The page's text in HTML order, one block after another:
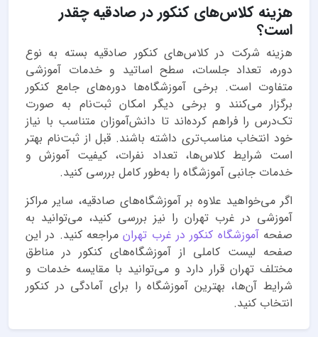
هزینه کلاس‌های کنکور در صادقیه چقدر
است؟
هزینه شرکت در کلاس‌های کنکور صادقیه بسته به نوع
دوره، تعداد جلسات، سطح اساتید و خدمات آموزشی
متفاوت است. برخی آموزشگاه‌ها دوره‌های جامع کنکور
برگزار می‌کنند و برخی دیگر امکان ثبت‌نام به صورت
تک‌درس را فراهم کرده‌اند تا دانش‌آموزان متناسب با نیاز
خود انتخاب مناسب‌تری داشته باشند. قبل از ثبت‌نام بهتر
است شرایط کلاس‌ها، تعداد نفرات، کیفیت آموزش و
خدمات جانبی آموزشگاه را به‌طور کامل بررسی کنید.
اگر می‌خواهید علاوه بر آموزشگاه‌های صادقیه، سایر مراکز
آموزشی در غرب تهران را نیز بررسی کنید، می‌توانید به
صفحهآموزشگاه کنکور در غرب تهرانمراجعه کنید. در این
صفحه لیست کاملی از آموزشگاه‌های کنکور در مناطق
مختلف تهران قرار دارد و می‌توانید با مقایسه خدمات و
شرایط آن‌ها، بهترین آموزشگاه را برای آمادگی در کنکور
انتخاب کنید.